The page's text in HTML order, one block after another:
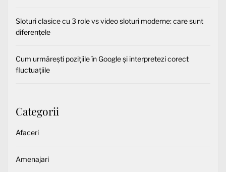
Sloturi clasice cu 3 role vs video sloturi moderne: care sunt
diferențele
Cum urmărești pozițiile în Google și interpretezi corect
fluctuațiile
Categorii
Afaceri
Amenajari